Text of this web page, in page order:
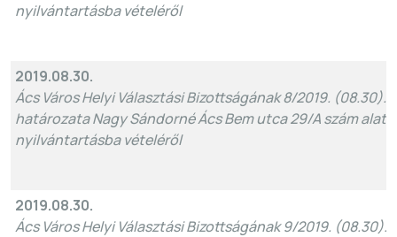
nyilvántartásba vételéről
2019.08.30.
Ács Város Helyi Választási Bizottságának 8/2019. (08.30).
határozata Nagy Sándorné Ács Bem utca 29/A szám
nyilvántartásba vételéről
2019.08.30.
Ács Város Helyi Választási Bizottságának 9/2019. (08.30).